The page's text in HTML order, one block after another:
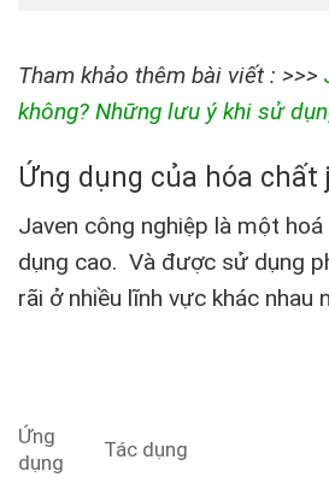
Tham khảo thêm bài viết : >>>
không? Những lưu ý khi sử
Ứng dụng của hóa chất
Javen công nghiệp là một
dụng cao. Và được sử dụng
rãi ở nhiều lĩnh vực khác nhau
Ứng
dụng
Tác dụng